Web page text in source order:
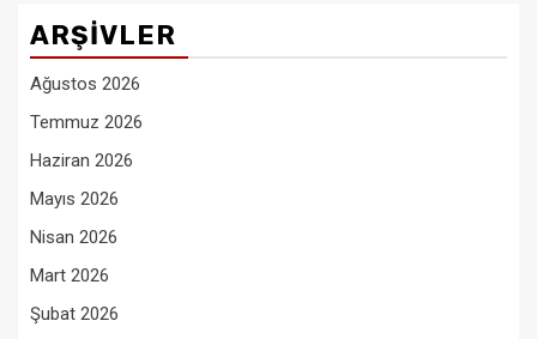
ARŞIVLER
Ağustos 2026
Temmuz 2026
Haziran 2026
Mayıs 2026
Nisan 2026
Mart 2026
Şubat 2026